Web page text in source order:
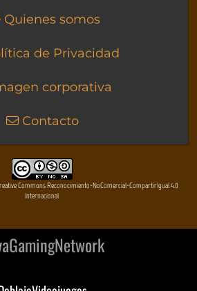
Quienes somos
de Privacidad
corporativa
Contacto
Commons Reconocimiento-NoComercial-CompartirIgual 4.0
Internacional